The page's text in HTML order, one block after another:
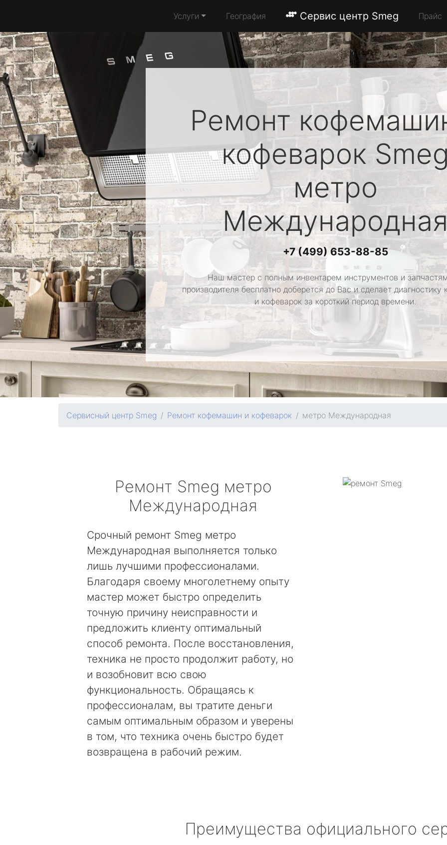
Услуги География Сервис центр Smeg Прайс
Ремонт
кофеварок Smeg
метро
+7 (499) 653-88-85
Наш мастер с полным инвентарем инструментов и
производителя бесплатно доберется до Вас и сделает
и кофеварок за короткий период времени.
Сервисный центр Smeg Ремонт кофемашин и кофеварок метро Международная
Ремонт Smeg метро
Международная
Срочный ремонт Smeg метро
Международная выполняется только
лишь лучшими профессионалами.
Благодаря своему многолетнему опыту
мастер может быстро определить
точную причину неисправности и
предложить клиенту оптимальный
способ ремонта. После восстановления,
техника не просто продолжит работу, но
и возобновит всю свою
функциональность. Обращаясь к
профессионалам, вы тратите деньги
самым оптимальным образом и уверены
в том, что техника очень быстро будет
возвращена в рабочий режим.
Преимущества официального